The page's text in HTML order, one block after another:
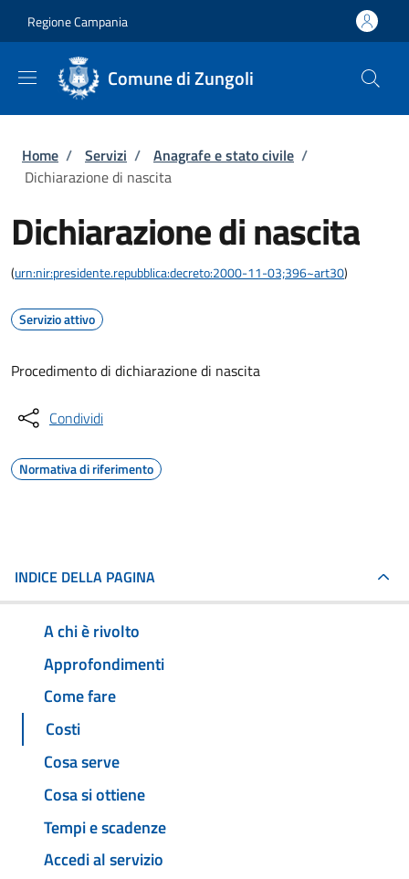
Regione Campania
Comune di Zungoli
Briciole di pane
Home / Servizi / Anagrafe e stato civile /
Dichiarazione di nascita
Dichiarazione di nascita
(urn:nir:presidente.repubblica:decreto:2000-11-03;396~art30)
Servizio attivo
Procedimento di dichiarazione di nascita
Condividi
Normativa di riferimento
INDICE DELLA PAGINA
A chi è rivolto
Approfondimenti
Come fare
Costi
Cosa serve
Cosa si ottiene
Tempi e scadenze
Accedi al servizio